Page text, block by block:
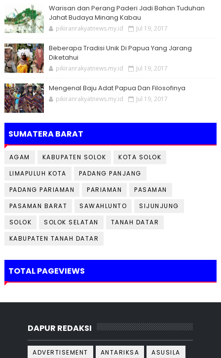
Warisan dan Perang Paderi Jadi Bahan Tuduhan
Jahat Budaya Minang Kabau
pikiranrakyatnews.my.id Jul 19, 2017
Beberapa Tradisi Unik Di Papua Yang Jarang
Diketahui
pikiranrakyatnews.my.id Jul 19, 2017
Mengenal Baju Adat Papua Dan Filosofinya
pikiranrakyatnews.my.id Jul 19, 2017
SUMATERA BARAT
AGAM KABUPATEN SOLOK
KOTA SOLOK
LIMAPULUH KOTA
PADANG PANJANG
PADANG PARIAMAN
PARIAMAN
PASAMAN
PASAMAN BARAT
SAWAHLUNTO
SIJUNJUNG
SOLOK
SOLOK SELATAN
TANAH DATAR
KABUPATEN TANAH DATAR
TOTAL PAGEVIEWS
DAPUR REDAKSI
ADVERTISEMENT ANTARIKSA
ASUSILA